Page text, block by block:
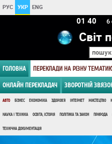
РУС УКР ENG
01:40 6
Світ
ГОЛОВНА ПЕРЕКЛАДИ НА РІЗНУ
ОНЛАЙН ПЕРЕКЛАДАЧ ЗВОРОТНІЙ
АВТО БІЗНЕС ЕКОНОМІКА ЗДОРОВ'Я ІНТЕРНЕТ МИСТЕЦТВО
НАУКА І ТЕХНІКА ОСВІТА, ІСТОРІЯ ПОЛІТИКА ТА ЗАКОН ПРИРОДА
ТЕХНІЧНА ДОКУМЕНТАЦІЯ